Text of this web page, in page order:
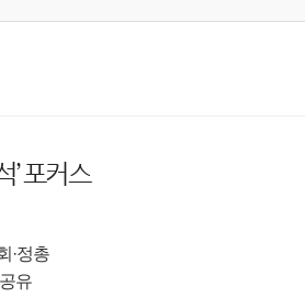
’ 포커스
·정총
유